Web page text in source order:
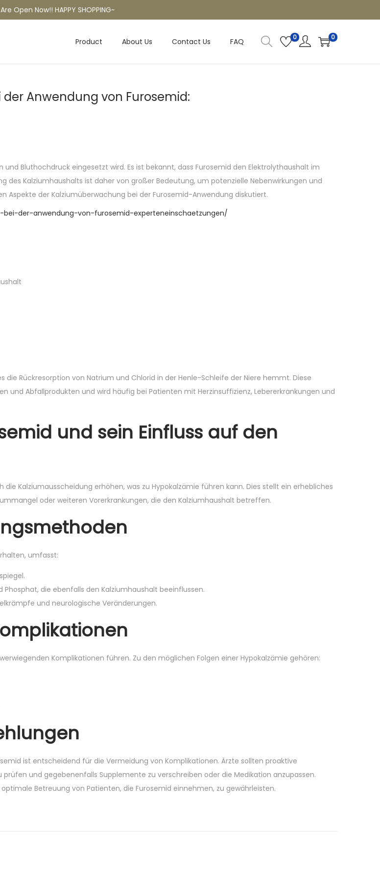
Open Now!! HAPPY SHOPPING~
Product About Us Contact Us FAQ 0 0
Anwendung von Furosemid:
Bluthochdruck eingesetzt wird. Es ist bekannt, dass Furosemid den Elektrolythaushalt im
des Kalziumhaushalts ist daher von großer Bedeutung, um potenzielle Nebenwirkungen und
Aspekte der Kalziumüberwachung bei der Furosemid-Anwendung diskutiert.
der-anwendung-von-furosemid-experteneinschaetzungen/
Rückresorption von Natrium und Chlorid in der Henle-Schleife der Niere hemmt. Diese
und Abfallprodukten und wird häufig bei Patienten mit Herzinsuffizienz, Lebererkrankungen und
und sein Einfluss auf den
Kalziumausscheidung erhöhen, was zu Hypokalzämie führen kann. Dies stellt ein erhebliches
oder weiteren Vorerkrankungen, die den Kalziumhaushalt betreffen.
umfasst:
die ebenfalls den Kalziumhaushalt beeinflussen.
und neurologische Veränderungen.
Komplikationen führen. Zu den möglichen Folgen einer Hypokalzämie gehören:
ist entscheidend für die Vermeidung von Komplikationen. Ärzte sollten proaktive
und gegebenenfalls Supplemente zu verschreiben oder die Medikation anzupassen.
Betreuung von Patienten, die Furosemid einnehmen, zu gewährleisten.